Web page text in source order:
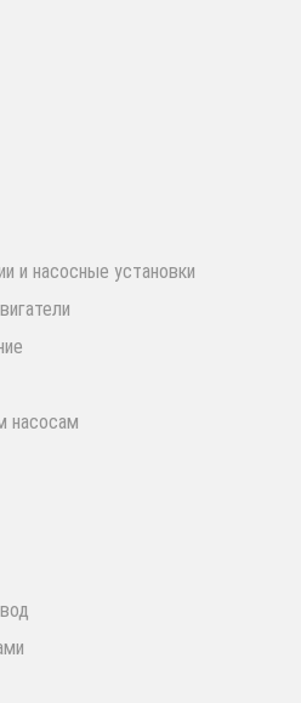
и насосные установки
насосам